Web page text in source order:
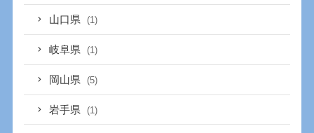
山口県 (1)
岐阜県 (1)
岡山県 (5)
岩手県 (1)